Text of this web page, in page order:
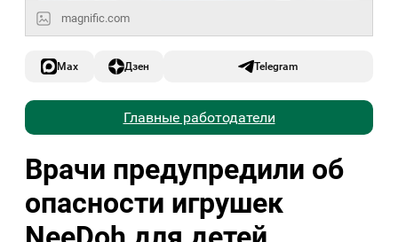
magnific.com
Max Дзен Telegram
Главные работодатели
Врачи предупредили об
опасности игрушек